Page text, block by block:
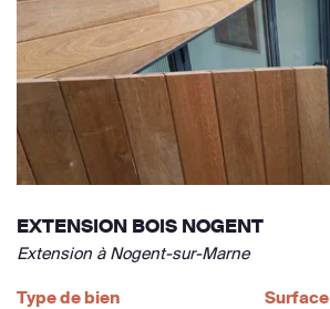
EXTENSION BOIS NOGENT
Extension à Nogent-sur-Marne
Type de bien
Surface